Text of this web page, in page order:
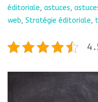
éditoriale, astuces,
web, Stratégie éditoriale,